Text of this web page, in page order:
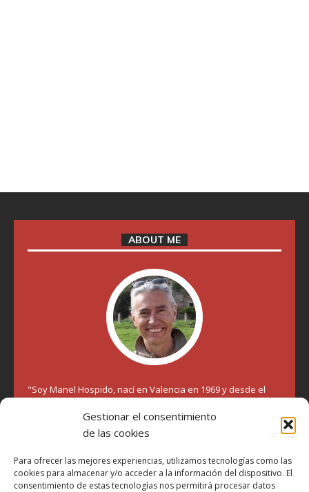
Gestionar el consentimiento
de las cookies
Para ofrecer las mejores experiencias, utilizamos tecnologías como las
cookies para almacenar y/o acceder a la información del dispositivo. El
consentimiento de estas tecnologías nos permitirá procesar datos
ABOUT ME
"Soy Manel Hospido, nací en Valencia en 1969 y desde el
Millatrece.com es una apuesta por escribir sobre lo que me
gusta de manera sincera y honesta. Pasa, ponte cómodo y
Aviso Legal